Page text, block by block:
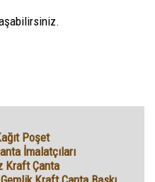
Poşet
İmalatçıları
Kraft Çanta